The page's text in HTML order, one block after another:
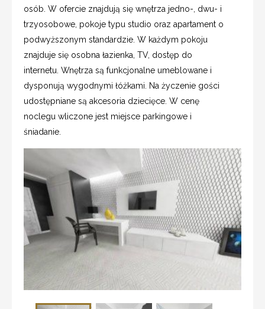
osób. W ofercie znajdują się wnętrza jedno-, dwu- i
trzyosobowe, pokoje typu studio oraz apartament o
podwyższonym standardzie. W każdym pokoju
znajduje się osobna łazienka, TV, dostęp do
internetu. Wnętrza są funkcjonalne umeblowane i
dysponują wygodnymi łóżkami. Na życzenie gości
udostępniane są akcesoria dziecięce. W cenę
noclegu wliczone jest miejsce parkingowe i
śniadanie.